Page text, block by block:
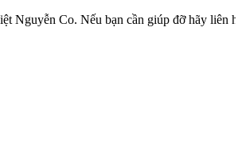
Co. Nếu bạn cần giúp đỡ hãy liên hệ với